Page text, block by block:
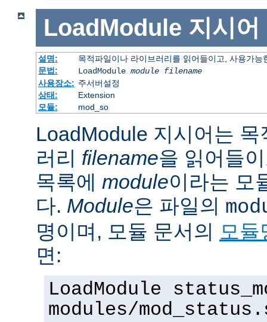
LoadModule 지시어
설명:
목적파일이나 라이브러리를 읽어들이고, 사용가능
문법:
LoadModule module filename
사용장소: 주서버설정
상태:
Extension
모듈:
mod_so
LoadModule 지시어는
러리 filename을 읽어들
목록에 module이라는 모
다. Module은 파일의
명이며, 모듈 문서의 모듈
면:
LoadModule
modules/